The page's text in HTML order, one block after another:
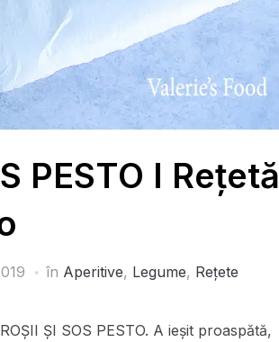
PESTO I Rețetă
în Aperitive, Legume, Rețete
ȘI SOS PESTO. A ieșit proaspătă,